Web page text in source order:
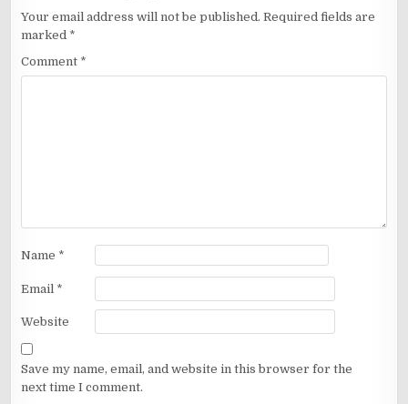
Your email address will not be published. Required fields are
marked *
Comment *
Name *
Email *
Website
Save my name, email, and website in this browser for the
next time I comment.